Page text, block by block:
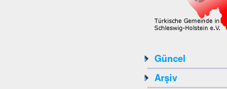
Güncel
Arşiv